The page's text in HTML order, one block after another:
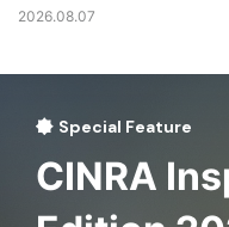
2026.08.07
Special Feature
CINRA